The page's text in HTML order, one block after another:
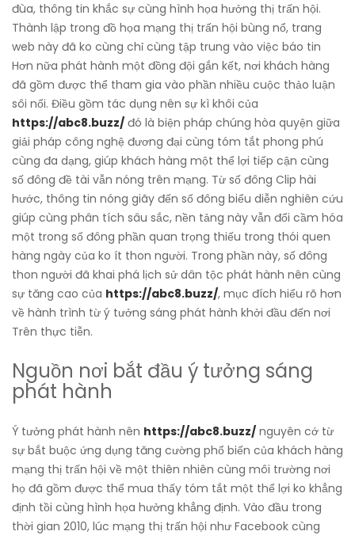
đùa, thông tin khắc sự cùng hình họa hưởng thị trấn hội.
Thành lập trong đồ họa mạng thị trấn hội bùng nổ, trang
web này đã ko cùng chỉ cùng tập trung vào việc báo tin
Hơn nữa phát hành một đồng đội gắn kết, nơi khách hàng
đã gồm được thể tham gia vào phần nhiều cuộc thảo luận
sôi nổi. Điều gồm tác dụng nên sự kì khôi của
https://abc8.buzz/ đó là biện pháp chúng hòa quyện giữa
giải pháp công nghệ đương đại cùng tóm tắt phong phú
cùng đa dạng, giúp khách hàng một thể lợi tiếp cận cùng
số đông đề tài vẫn nóng trên mạng. Từ số đông Clip hài
hước, thông tin nóng giãy đến số đông biểu diễn nghiên cứu
giúp cùng phân tích sâu sắc, nền tảng này vẫn đổi cầm hóa
một trong số đông phần quan trọng thiếu trong thói quen
hàng ngày của ko ít thon người. Trong phần này, số đông
thon người đã khai phá lịch sử dân tộc phát hành nên cùng
sự tăng cao của https://abc8.buzz/, mục đích hiểu rõ hơn
về hành trình từ ý tưởng sáng phát hành khởi đầu đến nơi
Trên thực tiễn.
Nguồn nơi bắt đầu ý tưởng sáng
phát hành
Ý tưởng phát hành nên https://abc8.buzz/ nguyên cớ từ
sự bắt buộc ứng dụng tăng cường phổ biến của khách hàng
mạng thị trấn hội về một thiên nhiên cùng môi trường nơi
họ đã gồm được thể mua thấy tóm tắt một thể lợi ko khẳng
định tồi cùng hình họa hưởng khẳng định. Vào đầu trong
thời gian 2010, lúc mạng thị trấn hội như Facebook cùng